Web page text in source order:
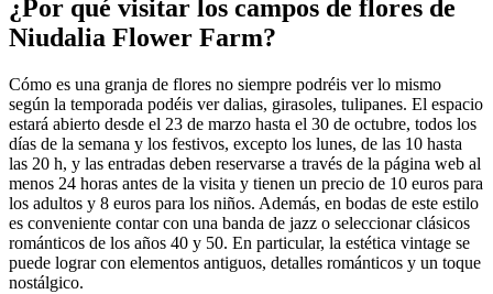
¿Por qué visitar los campos de flores de
Niudalia Flower Farm?
Cómo es una granja de flores no siempre podréis ver lo mismo
según la temporada podéis ver dalias, girasoles, tulipanes. El espacio
estará abierto desde el 23 de marzo hasta el 30 de octubre, todos los
días de la semana y los festivos, excepto los lunes, de las 10 hasta
las 20 h, y las entradas deben reservarse a través de la página web al
menos 24 horas antes de la visita y tienen un precio de 10 euros para
los adultos y 8 euros para los niños. Además, en bodas de este estilo
es conveniente contar con una banda de jazz o seleccionar clásicos
románticos de los años 40 y 50. En particular, la estética vintage se
puede lograr con elementos antiguos, detalles románticos y un toque
nostálgico.